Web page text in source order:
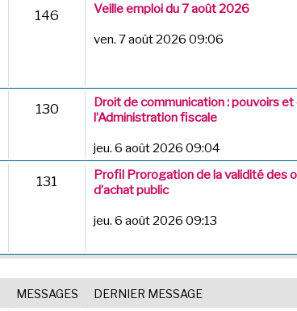
146
Veille emploi du 7 août 2026
ven. 7 août 2026 09:06
130
Droit de communication : pouvoirs
l’Administration fiscale
jeu. 6 août 2026 09:04
131
Profil Prorogation de la validité des
d’achat public
jeu. 6 août 2026 09:13
MESSAGES DERNIER MESSAGE